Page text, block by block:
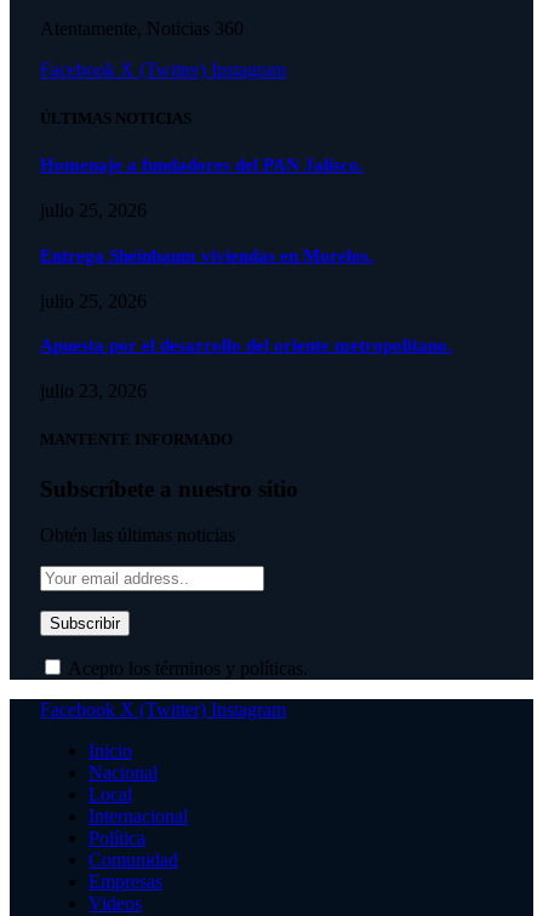
Atentamente, Noticias 360
Facebook X (Twitter) Instagram
ÚLTIMAS NOTICIAS
Homenaje a fundadores del PAN Jalisco.
julio 25, 2026
Entrega Sheinbaum viviendas en Morelos.
julio 25, 2026
Apuesta por el desarrollo del oriente metropolitano.
julio 23, 2026
MANTENTE INFORMADO
Subscríbete a nuestro sitio
Obtén las últimas noticias
Acepto los términos y políticas.
Facebook X (Twitter) Instagram
Inicio
Nacional
Local
Internacional
Política
Comunidad
Empresas
Videos